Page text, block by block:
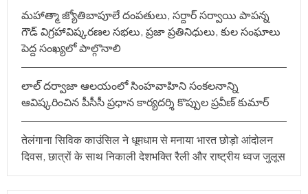
మహాత్మా జ్యోతిబాపూలే దంపతులు, సర్దార్ సర్వాయి పాపన్న
గౌడ్ విగ్రహావిష్కరణల సభలు, ప్రజా ప్రతినిధులు, కుల సంఘాలు
పెద్ద సంఖ్యలో పాల్గొనాలి
లాల్ దర్వాజా ఆలయంలో సింహవాహిని సంకలనాన్ని
ఆవిష్కరించిన పీసీసీ ప్రధాన కార్యదర్శి కొప్పుల ప్రవీణ్ కుమార్
तेलंगाना सिविक काउंसिल ने धूमधाम से मनाया भारत छोड़ो आंदोलन
दिवस, छात्रों के साथ निकाली देशभक्ति रैली और राष्ट्रीय ध्वज जुलूस